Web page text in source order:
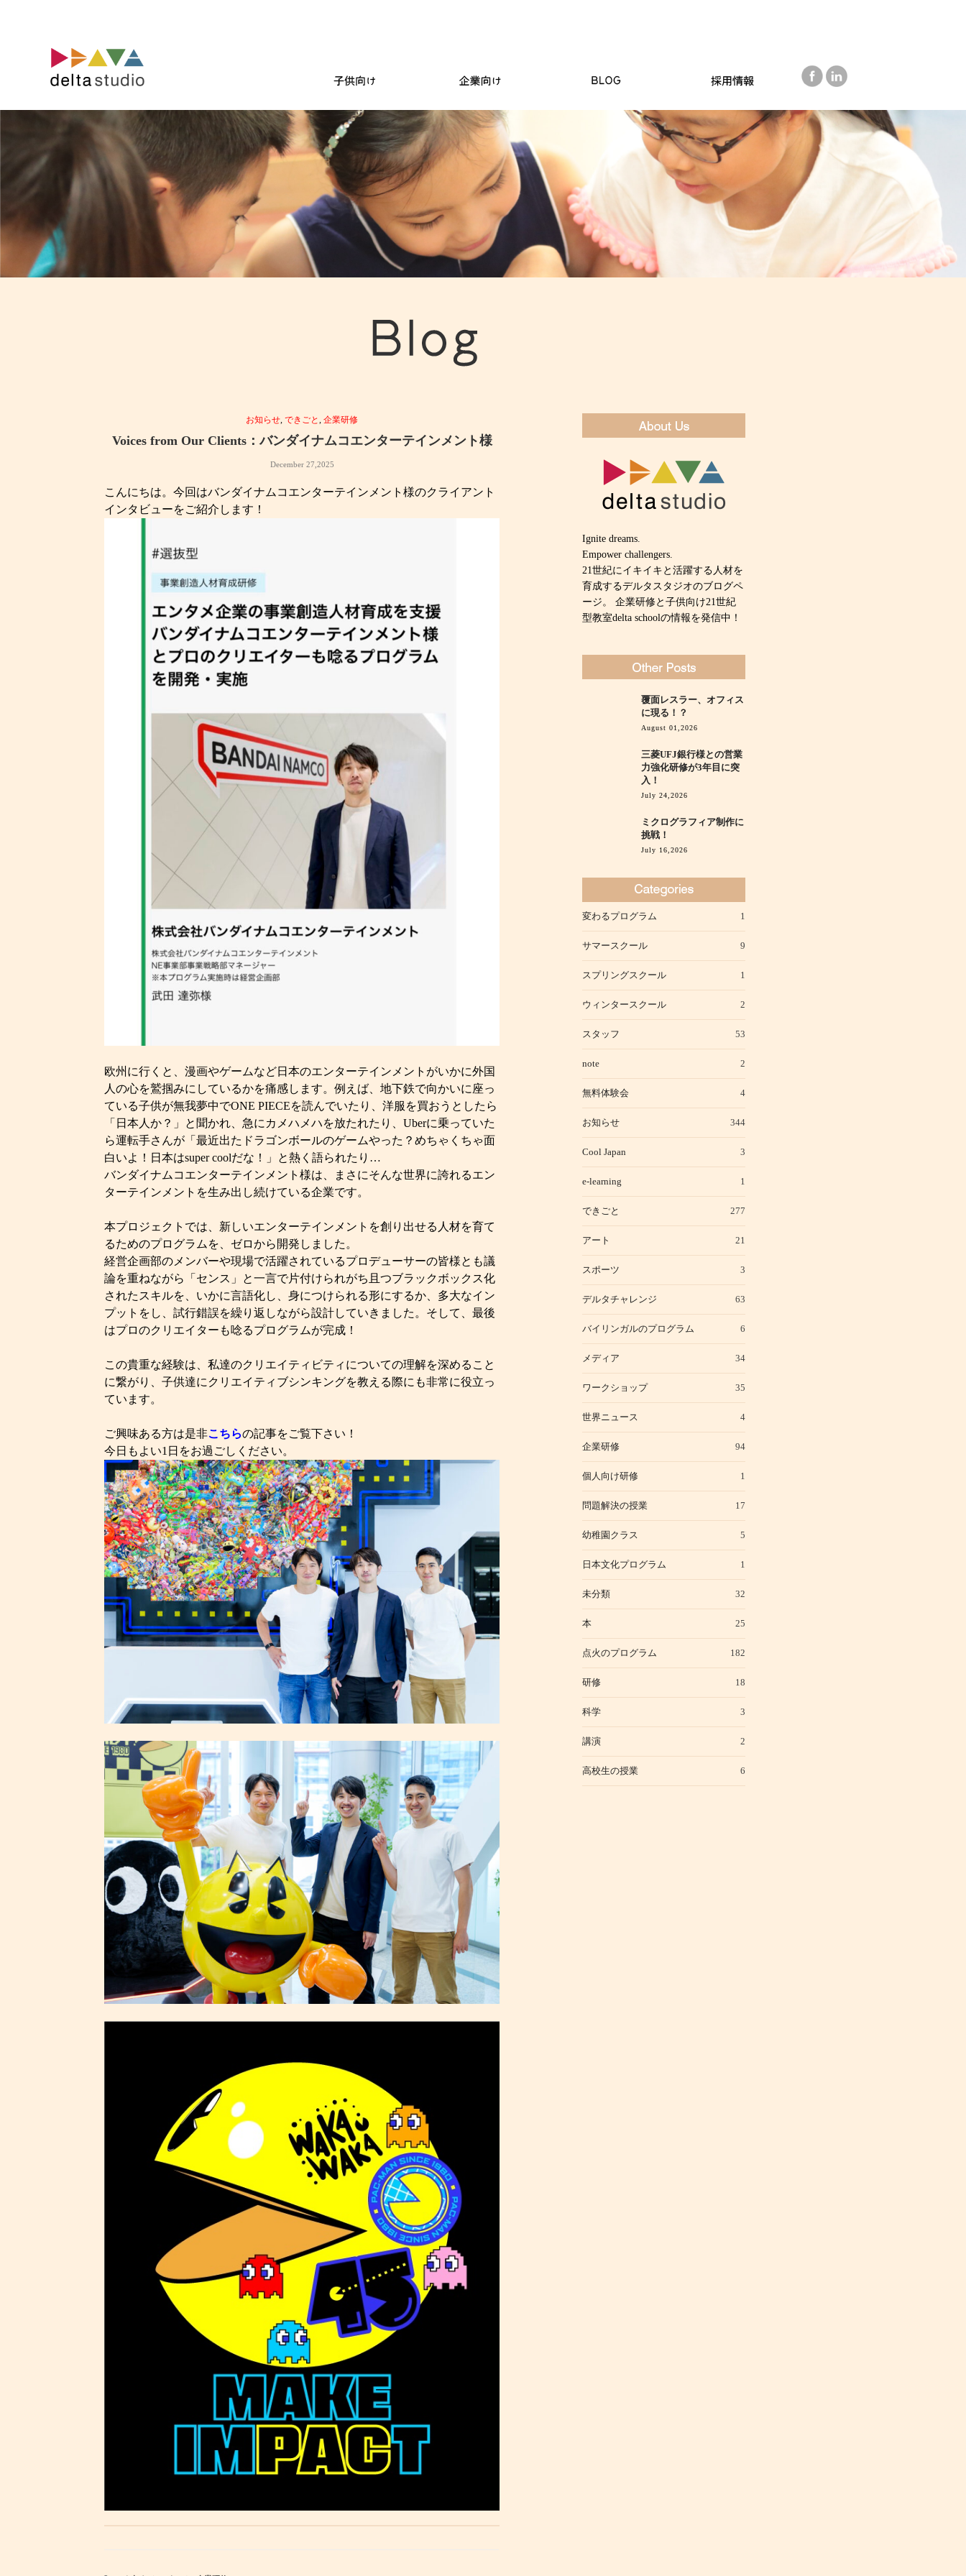
ン
お知らせ,できごと,企業研修
Voices from Our Clients：バンダイナムコエンターテインメント様
December 27,2025
こんにちは。今回はバンダイナムコエンターテインメント様のクライアント
インタビューをご紹介します！
欧州に行くと、漫画やゲームなど日本のエンターテインメントがいかに外国
人の心を鷲掴みにしているかを痛感します。例えば、地下鉄で向かいに座っ
ている子供が無我夢中でONE PIECEを読んでいたり、洋服を買おうとしたら
「日本人か？」と聞かれ、急にカメハメハを放たれたり、Uberに乗っていた
ら運転手さんが「最近出たドラゴンボールのゲームやった？めちゃくちゃ面
白いよ！日本はsuper coolだな！」と熱く語られたり…
バンダイナムコエンターテインメント様は、まさにそんな世界に誇れるエン
ターテインメントを生み出し続けている企業です。
本プロジェクトでは、新しいエンターテインメントを創り出せる人材を育て
るためのプログラムを、ゼロから開発しました。
経営企画部のメンバーや現場で活躍されているプロデューサーの皆様とも議
論を重ねながら「センス」と一言で片付けられがち且つブラックボックス化
されたスキルを、いかに言語化し、身につけられる形にするか、多大なイン
プットをし、試行錯誤を繰り返しながら設計していきました。そして、最後
はプロのクリエイターも唸るプログラムが完成！
この貴重な経験は、私達のクリエイティビティについての理解を深めること
に繋がり、子供達にクリエイティブシンキングを教える際にも非常に役立っ
ています。
ご興味ある方は是非こちらの記事をご覧下さい！
今日もよい1日をお過ごしください。
Ignite dreams.
Empower challengers.
21世紀にイキイキと活躍する人材を
育成するデルタスタジオのブログペ
ージ。 企業研修と子供向け21世紀
型教室delta schoolの情報を発信中！
覆面レスラー、オフィス
に現る！？
August 01,2026
三菱UFJ銀行様との営業
力強化研修が3年目に突
入！
July 24,2026
ミクログラフィア制作に
挑戦！
July 16,2026
変わるプログラム 1
サマースクール 9
スプリングスクール 1
ウィンタースクール 2
スタッフ 53
note 2
無料体験会 4
お知らせ 344
Cool Japan 3
e-learning 1
できごと 277
アート 21
スポーツ 3
デルタチャレンジ 63
バイリンガルのプログラム 6
メディア 34
ワークショップ 35
世界ニュース 4
企業研修 94
個人向け研修 1
問題解決の授業 17
幼稚園クラス 5
日本文化プログラム 1
未分類 32
本 25
点火のプログラム 182
研修 18
科学 3
講演 2
高校生の授業 6